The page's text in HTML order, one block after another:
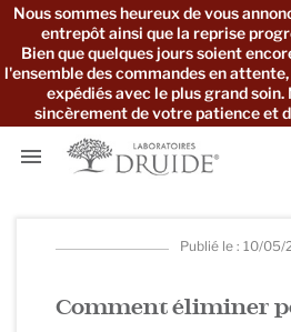
Nous sommes heureux de vous
entrepôt ainsi que la reprise
Bien que quelques jours soient
l'ensemble des commandes en
expédiés avec le plus grand
sincèrement de votre patience et

Publié le : 10/05/
Comment éliminer